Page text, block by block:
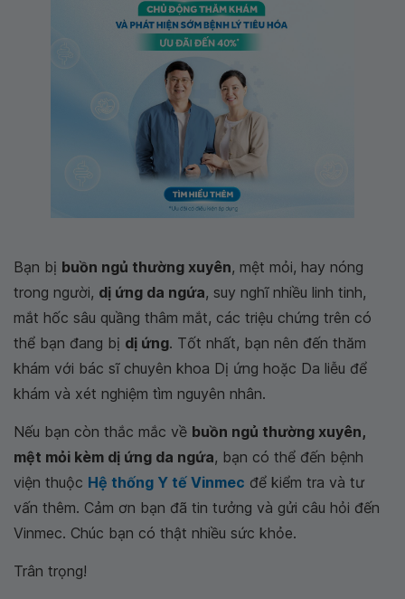
Bạn bị buồn ngủ thường xuyên, mệt mỏi, hay nóng
trong người, dị ứng da ngứa, suy nghĩ nhiều linh tinh,
mắt hốc sâu quầng thâm mắt, các triệu chứng trên có
thể bạn đang bị dị ứng. Tốt nhất, bạn nên đến thăm
khám với bác sĩ chuyên khoa Dị ứng hoặc Da liễu để
khám và xét nghiệm tìm nguyên nhân.
Nếu bạn còn thắc mắc về buồn ngủ thường xuyên,
mệt mỏi kèm dị ứng da ngứa, bạn có thể đến bệnh
viện thuộc Hệ thống Y tế Vinmec để kiểm tra và tư
vấn thêm. Cảm ơn bạn đã tin tưởng và gửi câu hỏi đến
Vinmec. Chúc bạn có thật nhiều sức khỏe.
Trân trọng!